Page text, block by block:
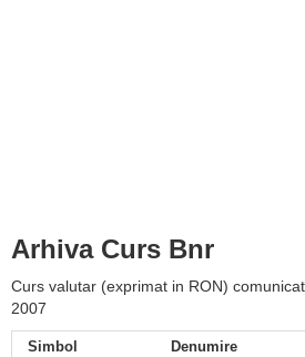
Arhiva Curs Bnr
Curs valutar (exprimat in RON)
2007
Simbol Denumire